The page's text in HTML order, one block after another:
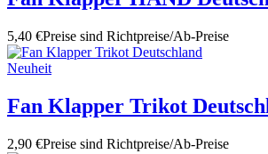
5,40 €Preise sind Richtpreise/Ab-Preise
Neuheit
Fan Klapper Trikot
2,90 €Preise sind Richtpreise/Ab-Preise